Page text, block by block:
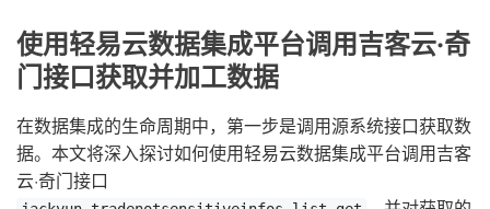
使用轻易云数据集成平台调用吉客云·奇
门接口获取并加工数据
在数据集成的生命周期中，第一步是调用源系统接口获取数
据。本文将深入探讨如何使用轻易云数据集成平台调用吉客
云·奇门接口